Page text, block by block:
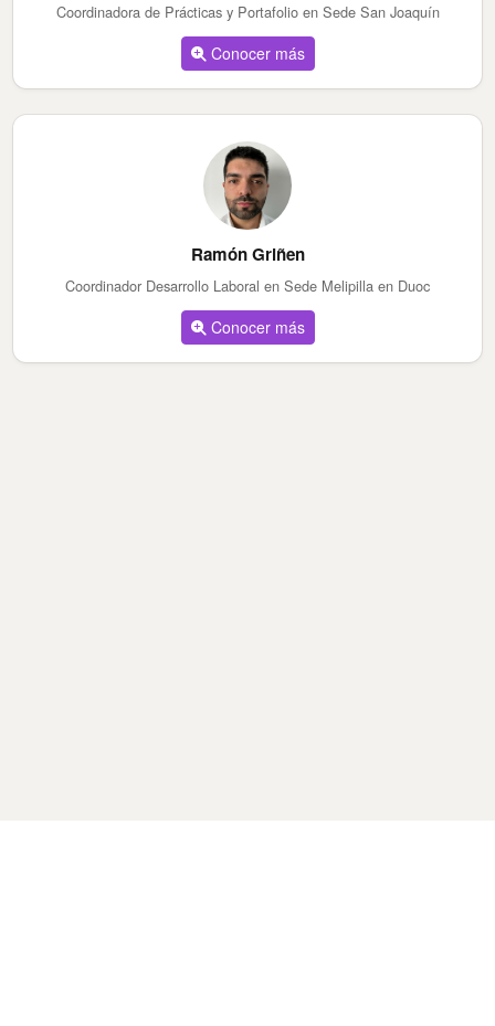
Coordinadora de Prácticas y Portafolio en Sede San Joaquín
Conocer más
Ramón Griñen
Coordinador Desarrollo Laboral en Sede Melipilla en Duoc
Conocer más